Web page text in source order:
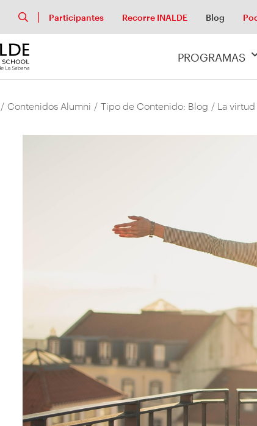
Participantes Recorre INALDE Blog
PROGRAMAS
/ Contenidos Alumni / Tipo de Contenido: Blog / La